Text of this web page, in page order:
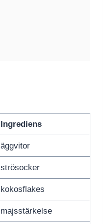
Ingrediens
äggvitor
strösocker
kokosflakes
majsstärkelse